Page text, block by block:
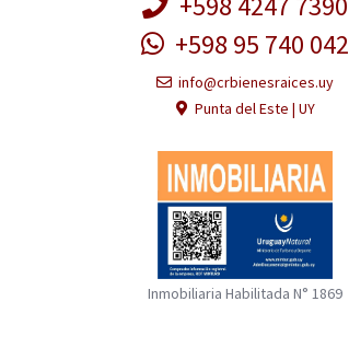
+598 95 740 042
info@crbienesraices.uy
Punta del Este | UY
Inmobiliaria Habilitada N° 1869